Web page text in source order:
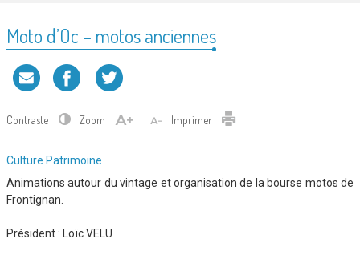
Moto d’Oc – motos anciennes
Contraste Zoom Imprimer
Type
d'association
:
Culture Patrimoine
Animations autour du vintage et organisation de la bourse motos de
Frontignan.
Président : Loïc VELU